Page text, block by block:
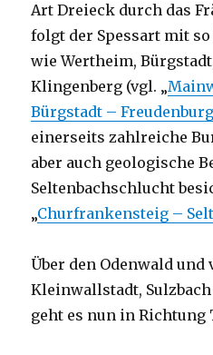
Art Dreieck durch das
folgt der Spessart mit
wie Wertheim,
Klingenberg (vgl. „
Bürgstadt – Freudenburg
einerseits zahlreiche
aber auch geologische
Seltenbachschlucht
„Churfrankensteig –
Über den Odenwald und
Kleinwallstadt,
geht es nun in Richtung